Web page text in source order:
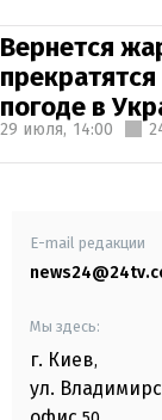
Вернется
погоде в
29 июля, 14:00
E-mail редакции
Мы здесь:
г. Киев,
ул.